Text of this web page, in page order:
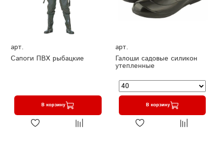
арт.
Сапоги ПВХ рыбацкие
В корзину
арт.
Галоши садовые силикон
утепленные
В корзину